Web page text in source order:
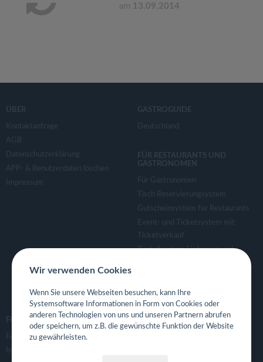
am 13.09.2014
ÜBER
Kontaktanfrage
AGB
Datenschutzerklärung
APP- & Benutzerdaten löschen
Impressum
GASTROGUIDE
Deutschland
FÜR RESTAURANTS UND
GASTRONOMEN
Für Gastronomen
Tisch Reservierungsystem
Gutscheinsystem für Restaurants
Event- und Ticketsystem mit
Ticketverkauf
Bestellsystem Lieferung und
Eigene App für Restaurant
FOLGE UNS
Facebook
Instagram
Wir verwenden Cookies
Wenn Sie unsere Webseiten besuchen, kann Ihre
Systemsoftware Informationen in Form von Cookies oder
anderen Technologien von uns und unseren Partnern abrufen
oder speichern, um z.B. die gewünschte Funktion der Website
zu gewährleisten.